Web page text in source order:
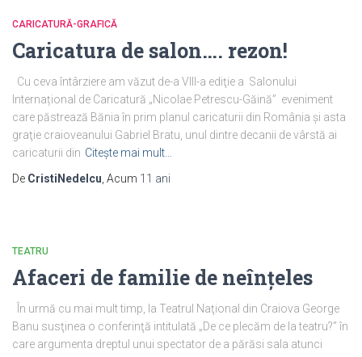
CARICATURĂ-GRAFICĂ
Caricatura de salon…. rezon!
Cu ceva întârziere am văzut de-a VIII-a ediţie a Salonului
Internațional de Caricatură „Nicolae Petrescu-Găină” eveniment
care păstrează Bănia în prim planul caricaturii din România şi asta
graţie craioveanului Gabriel Bratu, unul dintre decanii de vârstă ai
caricaturii din Citește mai mult…
De CristiNedelcu , Acum 11 ani
TEATRU
Afaceri de familie de neînţeles
În urmă cu mai mult timp, la Teatrul Naţional din Craiova George
Banu susţinea o conferinţă intitulată „De ce plecăm de la teatru?” în
care argumenta dreptul unui spectator de a părăsi sala atunci